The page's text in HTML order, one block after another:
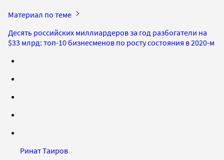
Материал по теме
Десять российских миллиардеров за год разбогатели на
$33 млрд: топ-10 бизнесменов по росту состояния в 2020-м
Ринат Таиров